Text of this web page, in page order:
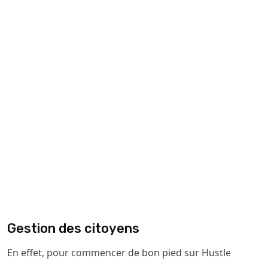
Gestion des citoyens
En effet, pour commencer de bon pied sur Hustle